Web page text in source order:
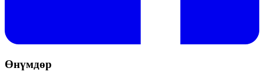
Өнүмдөр